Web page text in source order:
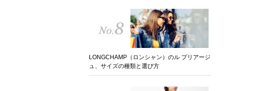
LONGCHAMP（ロンシャン）のル プリアージ
ュ、サイズの種類と選び方